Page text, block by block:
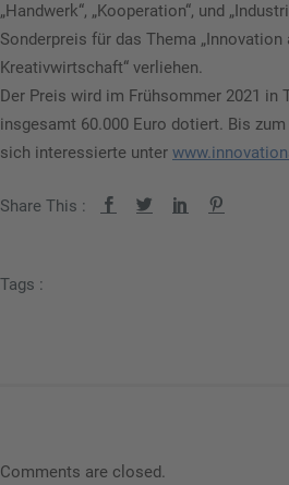
„Handwerk“, „Kooperation“, und
Sonderpreis für das Thema „Innovation
Kreativwirtschaft“ verliehen.
Der Preis wird im Frühsommer 2021 in
insgesamt 60.000 Euro dotiert. Bis
sich interessierte unter
Share This :
Tags :
Comments are closed.